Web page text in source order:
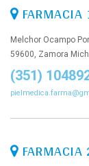
FARMACIA
Melchor Ocampo
59600, Zamora
(351)
FARMACIA